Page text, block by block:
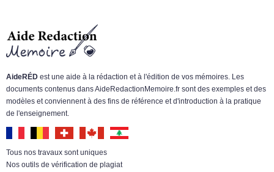
AideRÉD est une aide à la rédaction et à l'édition de vos mémoires. Les
documents contenus dans AideRedactionMemoire.fr sont des exemples et des
modèles et conviennent à des fins de référence et d'introduction à la pratique
de l'enseignement.
Tous nos travaux sont uniques
Nos outils de vérification de plagiat